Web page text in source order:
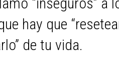
hay que
de tu vida.